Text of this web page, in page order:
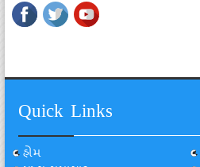
Quick Links
હોમ